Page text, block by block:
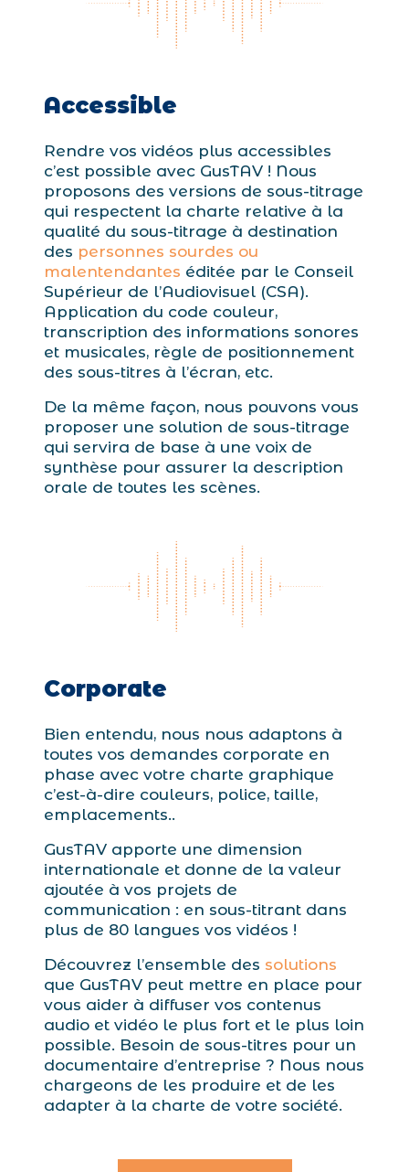
Accessible
Rendre vos vidéos plus accessibles
c’est possible avec GusTAV ! Nous
proposons des versions de sous-titrage
qui respectent la charte relative à la
qualité du sous-titrage à destination
des personnes sourdes ou
malentendantes éditée par le Conseil
Supérieur de l’Audiovisuel (CSA).
Application du code couleur,
transcription des informations sonores
et musicales, règle de positionnement
des sous-titres à l’écran, etc.
De la même façon, nous pouvons vous
proposer une solution de sous-titrage
qui servira de base à une voix de
synthèse pour assurer la description
orale de toutes les scènes.
Corporate
Bien entendu, nous nous adaptons à
toutes vos demandes corporate en
phase avec votre charte graphique
c’est-à-dire couleurs, police, taille,
emplacements..
GusTAV apporte une dimension
internationale et donne de la valeur
ajoutée à vos projets de
communication : en sous-titrant dans
plus de 80 langues vos vidéos !
Découvrez l’ensemble des solutions
que GusTAV peut mettre en place pour
vous aider à diffuser vos contenus
audio et vidéo le plus fort et le plus loin
possible. Besoin de sous-titres pour un
documentaire d’entreprise ? Nous nous
chargeons de les produire et de les
adapter à la charte de votre société.